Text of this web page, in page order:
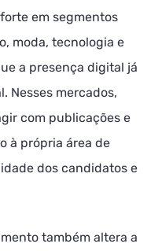
em segmentos
moda, tecnologia e
a presença digital já
Nesses mercados,
com publicações e
à própria área de
dos candidatos e
também altera a